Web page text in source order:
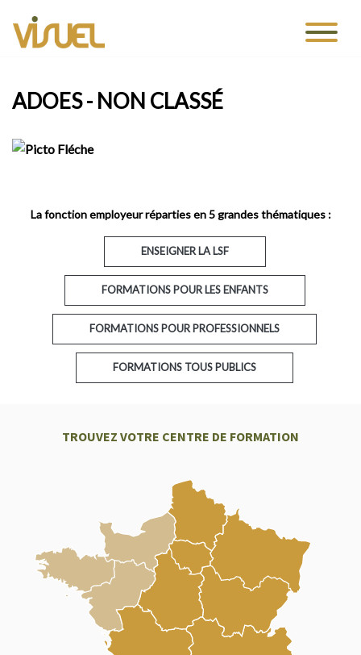
ADOES - NON CLASSÉ
La fonction employeur réparties en 5 grandes thématiques :
ENSEIGNER LA LSF
FORMATIONS POUR LES ENFANTS
FORMATIONS POUR PROFESSIONNELS
FORMATIONS TOUS PUBLICS
TROUVEZ VOTRE CENTRE DE FORMATION